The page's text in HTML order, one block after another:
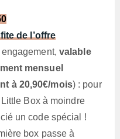
de l’offre
valable
mensuel
à 20,90€/mois) : pour
Box à moindre
un code spécial !
box passe à